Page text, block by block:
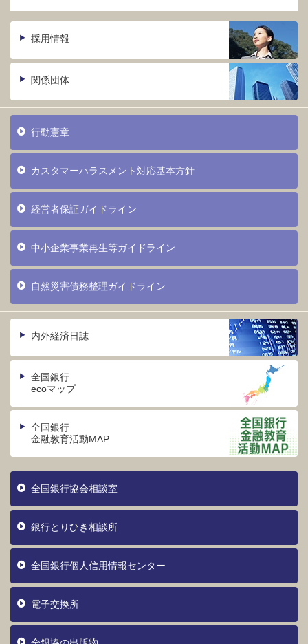
採用情報
関係団体
行動憲章
カスタマーハラスメント対応基本方針
経営者保証ガイドライン
中小企業事業再生等ガイドライン
自然災害債務整理ガイドライン
内外経済日誌
全国銀行
ecoマップ
全国銀行
金融教育活動MAP
全国銀行協会相談室
銀行とりひき相談所
全国銀行個人信用情報センター
電子交換所